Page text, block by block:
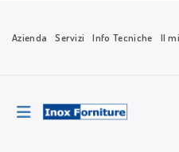
Azienda Servizi Info Tecniche Il